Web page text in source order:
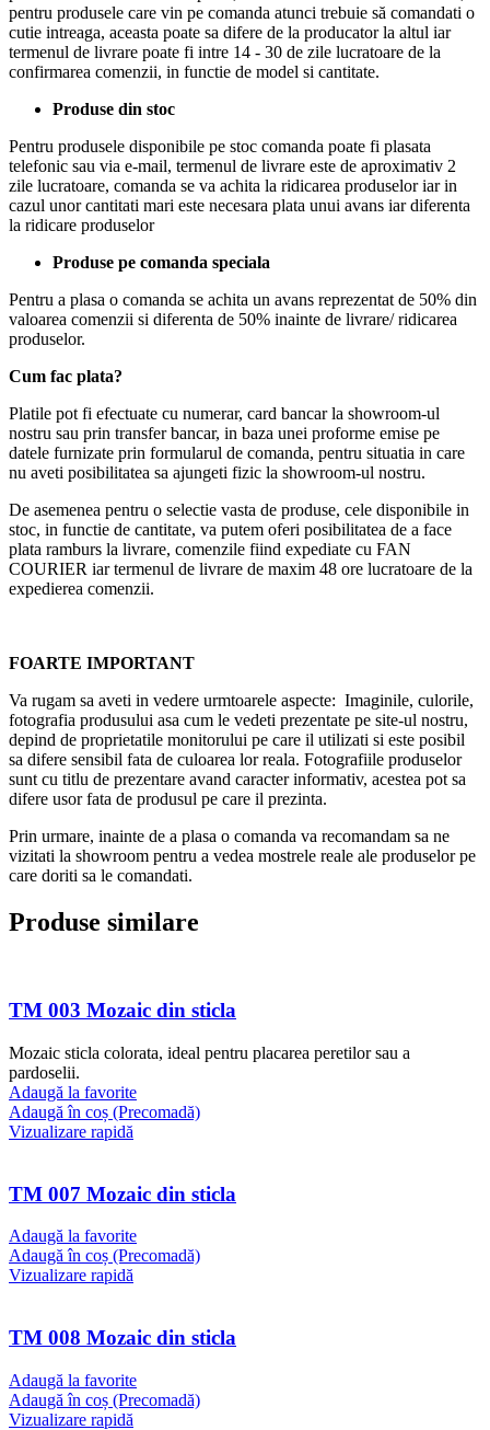
pentru produsele care vin pe comanda atunci trebuie să comandati o
cutie intreaga, aceasta poate sa difere de la producator la altul iar
termenul de livrare poate fi intre 14 - 30 de zile lucratoare de la
confirmarea comenzii, in functie de model si cantitate.
Produse din stoc
Pentru produsele disponibile pe stoc comanda poate fi plasata
telefonic sau via e-mail, termenul de livrare este de aproximativ 2
zile lucratoare, comanda se va achita la ridicarea produselor iar in
cazul unor cantitati mari este necesara plata unui avans iar diferenta
la ridicare produselor
Produse pe comanda speciala
Pentru a plasa o comanda se achita un avans reprezentat de 50% din
valoarea comenzii si diferenta de 50% inainte de livrare/ ridicarea
produselor.
Cum fac plata?
Platile pot fi efectuate cu numerar, card bancar la showroom-ul
nostru sau prin transfer bancar, in baza unei proforme emise pe
datele furnizate prin formularul de comanda, pentru situatia in care
nu aveti posibilitatea sa ajungeti fizic la showroom-ul nostru.
De asemenea pentru o selectie vasta de produse, cele disponibile in
stoc, in functie de cantitate, va putem oferi posibilitatea de a face
plata ramburs la livrare, comenzile fiind expediate cu FAN
COURIER iar termenul de livrare de maxim 48 ore lucratoare de la
expedierea comenzii.
FOARTE IMPORTANT
Va rugam sa aveti in vedere urmtoarele aspecte: Imaginile, culorile,
fotografia produsului asa cum le vedeti prezentate pe site-ul nostru,
depind de proprietatile monitorului pe care il utilizati si este posibil
sa difere sensibil fata de culoarea lor reala. Fotografiile produselor
sunt cu titlu de prezentare avand caracter informativ, acestea pot sa
difere usor fata de produsul pe care il prezinta.
Prin urmare, inainte de a plasa o comanda va recomandam sa ne
vizitati la showroom pentru a vedea mostrele reale ale produselor pe
care doriti sa le comandati.
Produse similare
TM 003 Mozaic din sticla
Mozaic sticla colorata, ideal pentru placarea peretilor sau a
pardoselii.
Adaugă la favorite
Adaugă în coș (Precomadă)
Vizualizare rapidă
TM 007 Mozaic din sticla
Adaugă la favorite
Adaugă în coș (Precomadă)
Vizualizare rapidă
TM 008 Mozaic din sticla
Adaugă la favorite
Adaugă în coș (Precomadă)
Vizualizare rapidă